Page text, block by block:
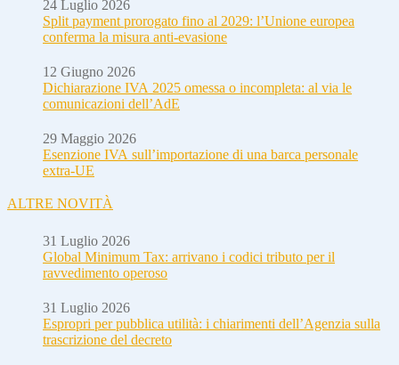
24 Luglio 2026
Split payment prorogato fino al 2029: l’Unione europea
conferma la misura anti-evasione
12 Giugno 2026
Dichiarazione IVA 2025 omessa o incompleta: al via le
comunicazioni dell’AdE
29 Maggio 2026
Esenzione IVA sull’importazione di una barca personale
extra-UE
ALTRE NOVITÀ
31 Luglio 2026
Global Minimum Tax: arrivano i codici tributo per il
ravvedimento operoso
31 Luglio 2026
Espropri per pubblica utilità: i chiarimenti dell’Agenzia sulla
trascrizione del decreto